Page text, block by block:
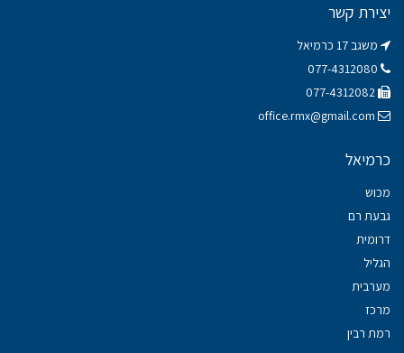
יצירת קשר
משגב 17 כרמיאל
office.rmx@gmail.com
כרמיאל
מכוש
גבעת רם
דרומית
הגליל
מערבית
מרכז
רמת רבין